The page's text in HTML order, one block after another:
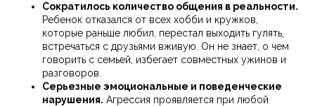
Сократилось количество общения в реальности.
Ребенок отказался от всех хобби и кружков,
которые раньше любил, перестал выходить гулять,
встречаться с друзьями вживую. Он не знает, о чем
говорить с семьей, избегает совместных ужинов и
разговоров.
Серьезные эмоциональные и поведенческие
нарушения. Агрессия проявляется при любой